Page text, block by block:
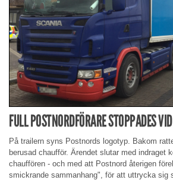
FULL POSTNORDFÖRARE STOPPADES
På trailern syns Postnords logotyp. Bakom
berusad chaufför. Ärendet slutar med indraget
chauffören - och med att Postnord återigen
smickrande sammanhang", för att uttrycka sig